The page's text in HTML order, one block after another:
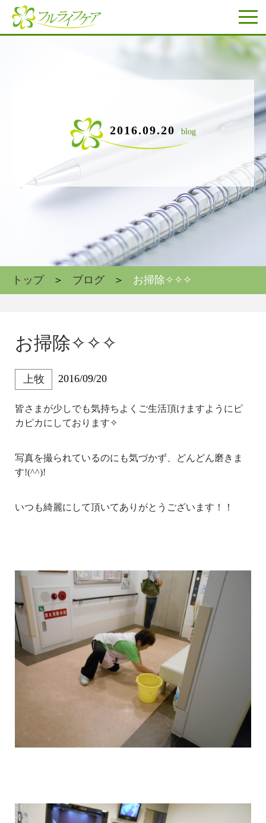
2016.09.20 blog
トップ ブログ お掃除✧✧✧
お掃除✧✧✧
上牧 2016/09/20
皆さまが少しでも気持ちよくご生活頂けますようにピ
カピカにしております✧
写真を撮られているのにも気づかず、どんどん磨きま
す!(^^)!
いつも綺麗にして頂いてありがとうございます！！